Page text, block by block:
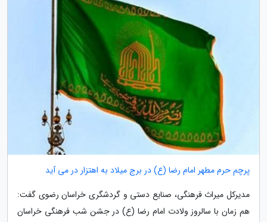
پرچم حرم مطهر امام رضا (ع) در برج میلاد به اهتزار در می آید
مدیرکل میراث فرهنگی، صنایع دستی و گردشگری خراسان رضوی گفت:
هم زمان با سالروز ولادت امام رضا (ع) در جشن شب فرهنگی خراسان